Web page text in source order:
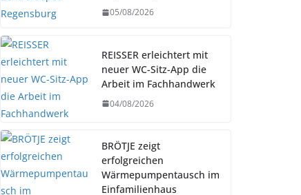
05/08/2026
REISSER erleichtert mit
neuer WC-Sitz-App die
Arbeit im Fachhandwerk
04/08/2026
BRÖTJE zeigt
erfolgreichen
Wärmepumpentausch im
Einfamilienhaus